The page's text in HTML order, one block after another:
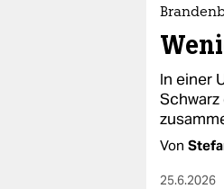
In einer
Von
25.6.2026